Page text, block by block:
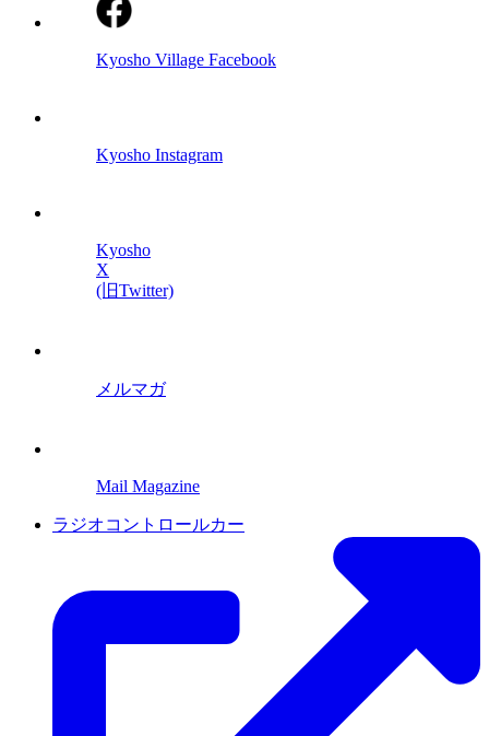
Kyosho Village Facebook
Kyosho Instagram
Kyosho
X
(旧Twitter)
メルマガ
Mail Magazine
ラジオコントロールカー